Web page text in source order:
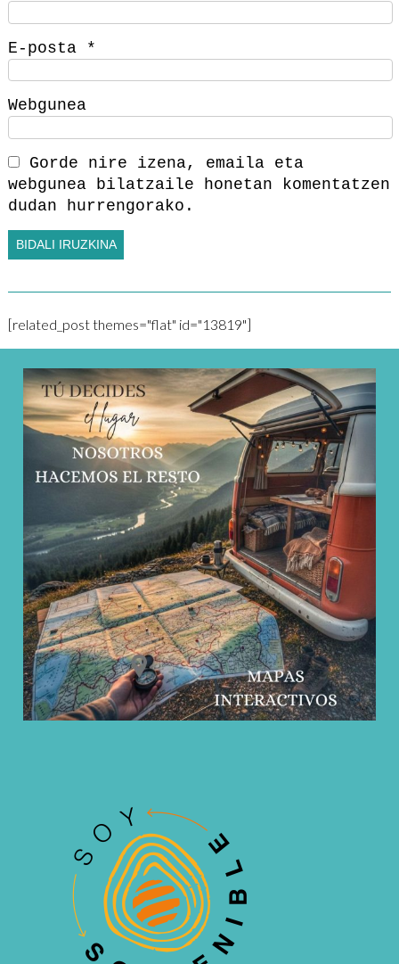
E-posta *
Webgunea
Gorde nire izena, emaila eta
webgunea bilatzaile honetan komentatzen
dudan hurrengorako.
[related_post themes="flat" id="13819"]